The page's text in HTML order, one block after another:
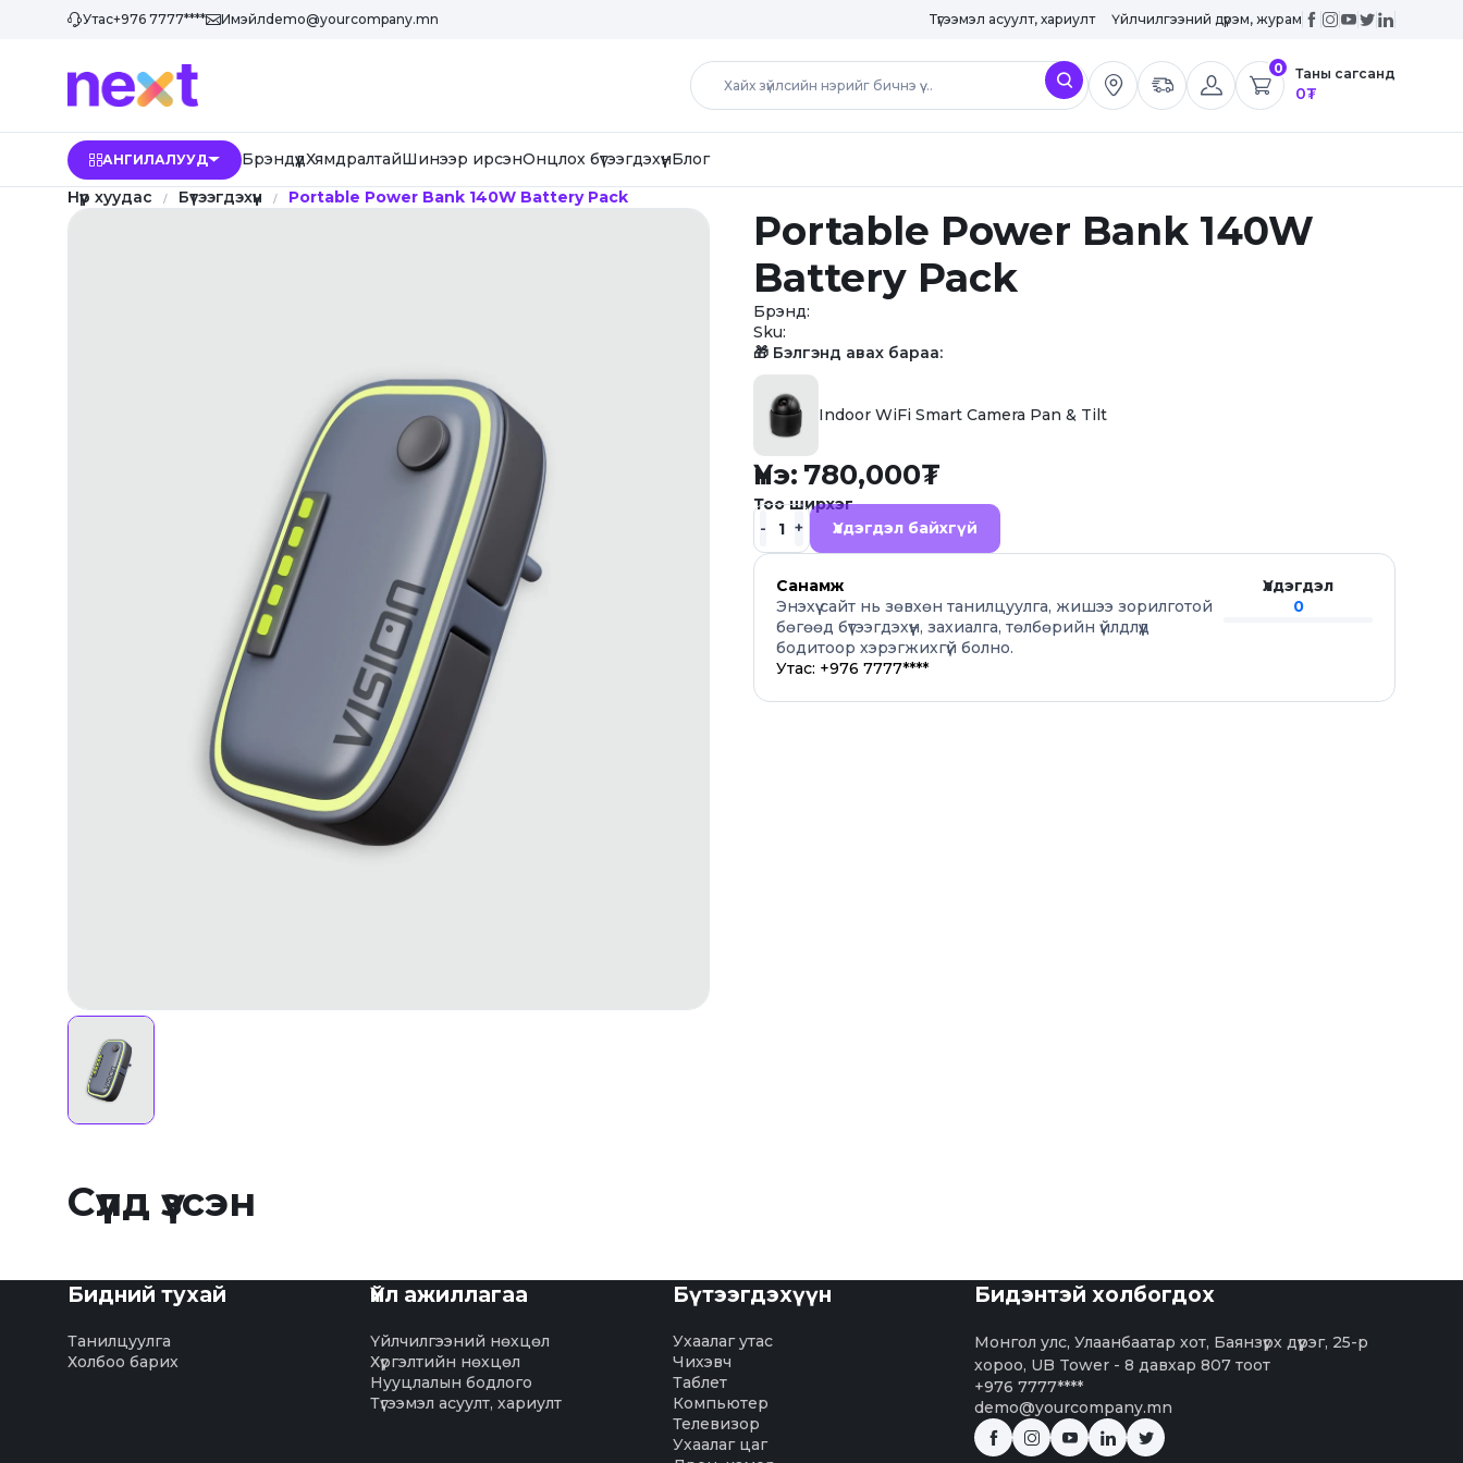
Утас+976 7777**** Имэйлdemo@yourcompany.mn Түгээмэл асуулт, хариулт Үйлчилгээний дүрэм, журам
0 Таны сагсанд
0₮
АНГИЛАЛУУД БрэндүүдХямдралтайШинээр ирсэнОнцлох бүтээгдэхүүнБлог
Нүүр хуудас
Бүтээгдэхүүн Portable Power Bank 140W Battery Pack
Portable Power Bank 140W
Battery Pack
Брэнд:
Sku:
🎁 Бэлгэнд авах бараа:
Indoor WiFi Smart Camera Pan & Tilt
Үнэ: 780,000₮
Тоо ширхэг
Үлдэгдэл байхгүй
Санамж
Энэхүү сайт нь зөвхөн танилцуулга, жишээ зорилготой
бөгөөд бүтээгдэхүүн, захиалга, төлбөрийн үйлдлүүд
бодитоор хэрэгжихгүй болно.
Утас: +976 7777****
Үлдэгдэл
0
Сүүлд үзсэн
Бидний тухай
Танилцуулга
Холбоо барих
Үйл ажиллагаа
Үйлчилгээний нөхцөл
Хүргэлтийн нөхцөл
Нууцлалын бодлого
Түгээмэл асуулт, хариулт
Бүтээгдэхүүн
Ухаалаг утас
Чихэвч
Таблет
Компьютер
Телевизор
Ухаалаг цаг
Бидэнтэй холбогдох
Монгол улс, Улаанбаатар хот, Баянзүрх дүүрэг, 25-р
хороо, UB Tower - 8 давхар 807 тоот
+976 7777****
demo@yourcompany.mn